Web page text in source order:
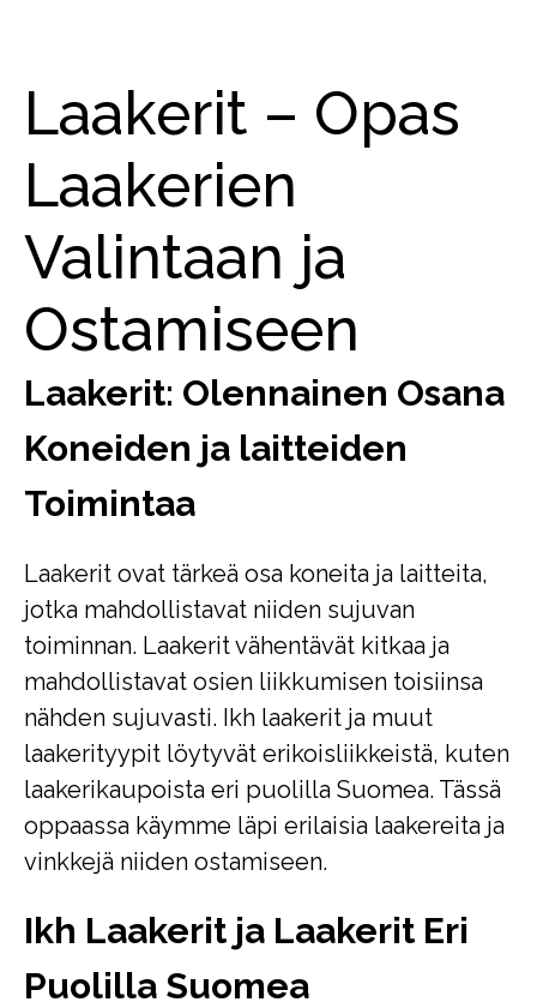
Laakerit – Opas
Laakerien
Valintaan ja
Ostamiseen
Laakerit: Olennainen Osana
Koneiden ja laitteiden
Toimintaa
Laakerit ovat tärkeä osa koneita ja laitteita,
jotka mahdollistavat niiden sujuvan
toiminnan. Laakerit vähentävät kitkaa ja
mahdollistavat osien liikkumisen toisiinsa
nähden sujuvasti. Ikh laakerit ja muut
laakerityypit löytyvät erikoisliikkeistä, kuten
laakerikaupoista eri puolilla Suomea. Tässä
oppaassa käymme läpi erilaisia laakereita ja
vinkkejä niiden ostamiseen.
Ikh Laakerit ja Laakerit Eri
Puolilla Suomea